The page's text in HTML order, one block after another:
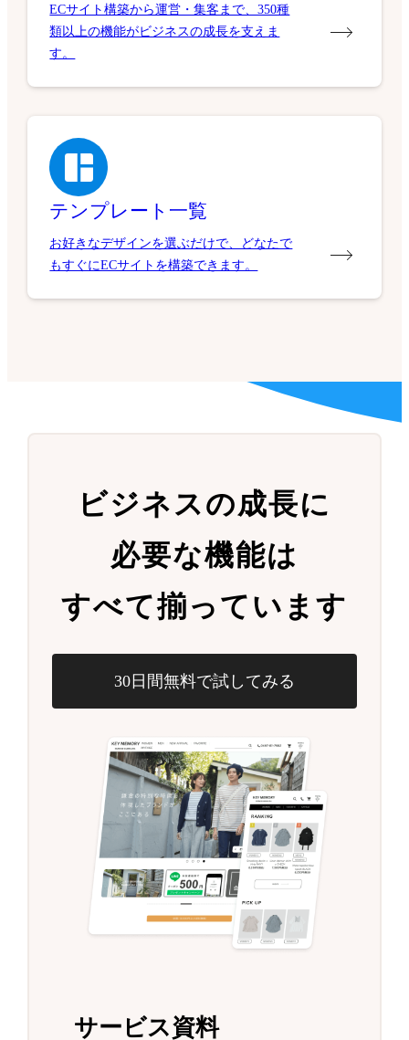
ECサイト構築から運営・集客まで、350種
類以上の機能がビジネスの成長を支えま
す。
テンプレート一覧
お好きなデザインを選ぶだけで、どなたで
もすぐにECサイトを構築できます。
ビジネスの成長に
必要な機能は
すべて揃っています
30日間無料で試してみる
サービス資料